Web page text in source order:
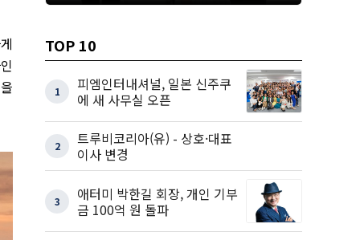
TOP 10
1
피엠인터내셔널, 일본 신주쿠
에 새 사무실 오픈
2
트루비코리아(유) - 상호·대표
이사 변경
3
애터미 박한길 회장, 개인 기부
금 100억 원 돌파